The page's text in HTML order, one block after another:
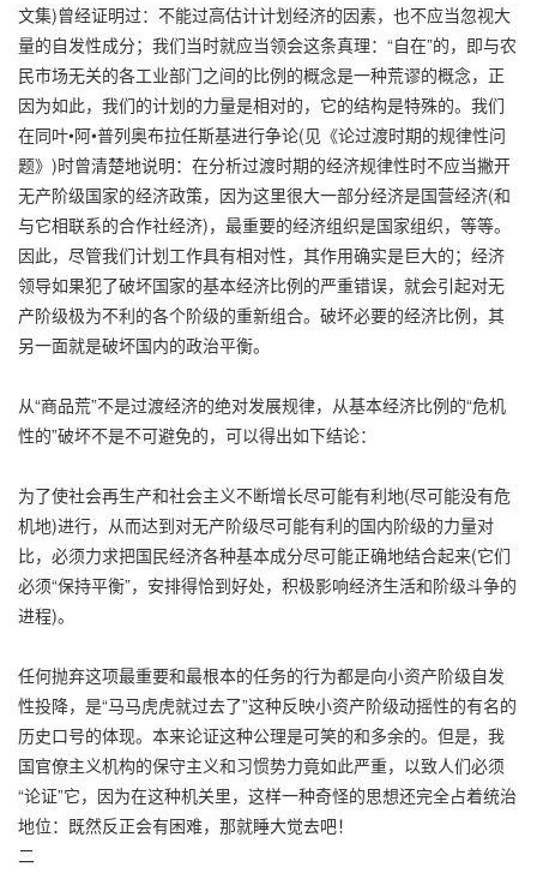
文集)曾经证明过：不能过高估计计划经济的因素，也不应当忽视大
量的自发性成分；我们当时就应当领会这条真理：“自在”的，即与农
民市场无关的各工业部门之间的比例的概念是一种荒谬的概念，正
因为如此，我们的计划的力量是相对的，它的结构是特殊的。我们
在同叶•阿•普列奥布拉任斯基进行争论(见《论过渡时期的规律性问
题》)时曾清楚地说明：在分析过渡时期的经济规律性时不应当撇开
无产阶级国家的经济政策，因为这里很大一部分经济是国营经济(和
与它相联系的合作社经济)，最重要的经济组织是国家组织，等等。
因此，尽管我们计划工作具有相对性，其作用确实是巨大的；经济
领导如果犯了破坏国家的基本经济比例的严重错误，就会引起对无
产阶级极为不利的各个阶级的重新组合。破坏必要的经济比例，其
另一面就是破坏国内的政治平衡。
从“商品荒”不是过渡经济的绝对发展规律，从基本经济比例的“危机
性的”破坏不是不可避免的，可以得出如下结论：
为了使社会再生产和社会主义不断增长尽可能有利地(尽可能没有危
机地)进行，从而达到对无产阶级尽可能有利的国内阶级的力量对
比，必须力求把国民经济各种基本成分尽可能正确地结合起来(它们
必须“保持平衡”，安排得恰到好处，积极影响经济生活和阶级斗争的
进程)。
任何抛弃这项最重要和最根本的任务的行为都是向小资产阶级自发
性投降，是“马马虎虎就过去了”这种反映小资产阶级动摇性的有名的
历史口号的体现。本来论证这种公理是可笑的和多余的。但是，我
国官僚主义机构的保守主义和习惯势力竟如此严重，以致人们必须
“论证”它，因为在这种机关里，这样一种奇怪的思想还完全占着统治
地位：既然反正会有困难，那就睡大觉去吧！
二